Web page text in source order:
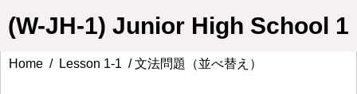
(W-JH-1) Junior High School 1
Home / Lesson 1-1 / 文法問題（並べ替え）